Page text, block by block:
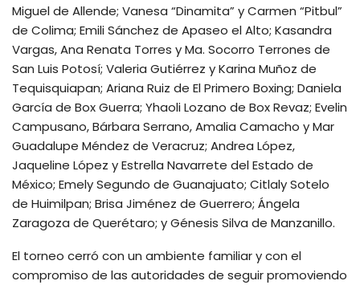
Miguel de Allende; Vanesa “Dinamita” y Carmen “Pitbul”
de Colima; Emili Sánchez de Apaseo el Alto; Kasandra
Vargas, Ana Renata Torres y Ma. Socorro Terrones de
San Luis Potosí; Valeria Gutiérrez y Karina Muñoz de
Tequisquiapan; Ariana Ruiz de El Primero Boxing; Daniela
García de Box Guerra; Yhaoli Lozano de Box Revaz; Evelin
Campusano, Bárbara Serrano, Amalia Camacho y Mar
Guadalupe Méndez de Veracruz; Andrea López,
Jaqueline López y Estrella Navarrete del Estado de
México; Emely Segundo de Guanajuato; Citlaly Sotelo
de Huimilpan; Brisa Jiménez de Guerrero; Ángela
Zaragoza de Querétaro; y Génesis Silva de Manzanillo.
El torneo cerró con un ambiente familiar y con el
compromiso de las autoridades de seguir promoviendo